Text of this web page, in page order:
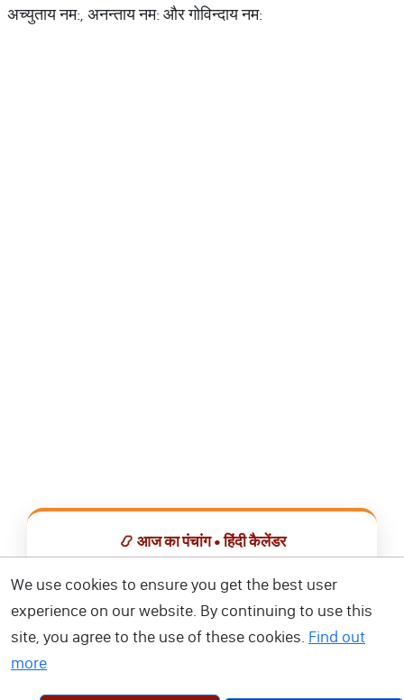
अच्युताय नम:, अनन्ताय नम: और गोविन्दाय नम:
📿 आज का पंचांग • हिंदी कैलेंडर
📅 हिंदी कैलेंडर ऐप डाउनलोड करें
We use cookies to ensure you get the best user
experience on our website. By continuing to use this
site, you agree to the use of these cookies. Find out
more